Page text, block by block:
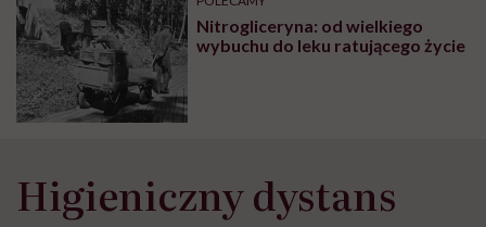
Nitrogliceryna: od wielkiego
wybuchu do leku ratującego życie
Higieniczny dystans